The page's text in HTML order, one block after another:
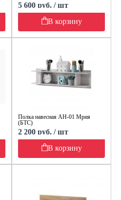
5 600 руб. / шт
В корзину
Полка навесная АН-01 Мрия
(БТС)
2 200 руб. / шт
В корзину